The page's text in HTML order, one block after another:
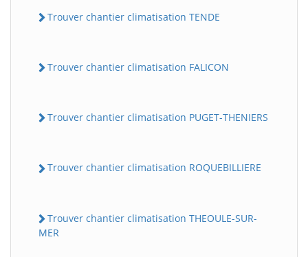
Trouver chantier climatisation TENDE
Trouver chantier climatisation FALICON
Trouver chantier climatisation PUGET-THENIERS
Trouver chantier climatisation ROQUEBILLIERE
Trouver chantier climatisation THEOULE-SUR-
MER